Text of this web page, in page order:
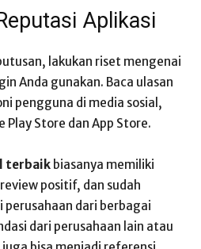
Aplikasi
lakukan riset mengenai
Anda gunakan. Baca ulasan
pengguna di media sosial,
Store dan App Store.
terbaik biasanya memiliki
positif, dan sudah
dari berbagai
dari perusahaan lain atau